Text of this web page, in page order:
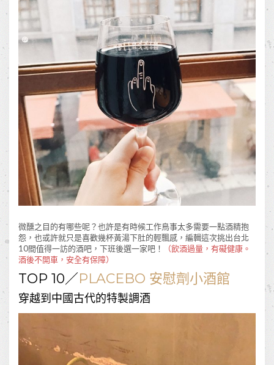
微醺之目的有哪些呢？也許是有時候工作鳥事太多需要一點酒精抱
怨，也或許就只是喜歡幾杯黃湯下肚的輕飄感，編輯這次挑出台北
10間值得一訪的酒吧，下班後選一家吧！
（飲酒過量，有礙健康。
酒後不開車，安全有保障）
TOP 10／PLACEBO 安慰劑小酒館
穿越到中國古代的特製調酒